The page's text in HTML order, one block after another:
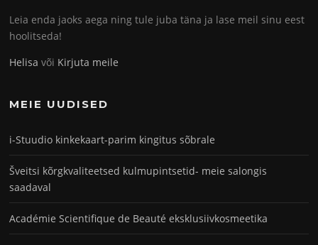
Leia enda jaoks aega ning tule juba täna ja lase meil sinu eest
hoolitseda!
Helisa või Kirjuta meile
MEIE UUDISED
i-Stuudio kinkekaart-parim kingitus sõbrale
Šveitsi kõrgkvaliteetsed kulmupintsetid- meie salongis
saadaval
Académie Scientifique de Beauté eksklusiivkosmeetika